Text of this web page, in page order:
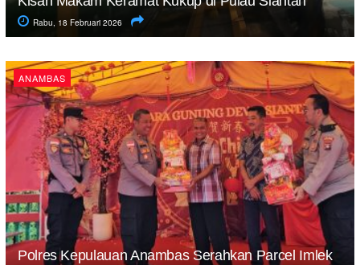
Rabu, 18 Februari 2026
ANAMBAS
Polres Kepulauan Anambas Serahkan Parcel Imlek